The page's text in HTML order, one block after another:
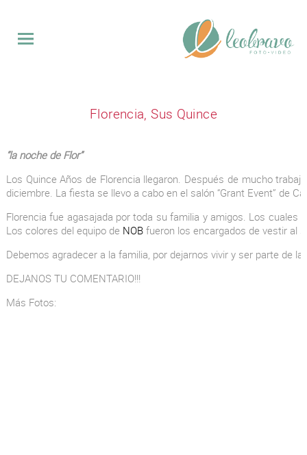
VIDEO
SOBRE
MI
CONTACTO
Florencia, Sus Quince
“la noche de Flor”
Los Quince Años de Florencia llegaron. Después de mucho
diciembre. La fiesta se llevo a cabo en el salón “Grant Event” de
Florencia fue agasajada por toda su familia y amigos. Los cuales
Los colores del equipo de NOBfueron los encargados de vestir al
Debemos agradecer a la familia, por dejarnos vivir y ser parte de la
DEJANOS TU COMENTARIO!!!
Más Fotos: